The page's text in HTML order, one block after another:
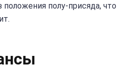
положения полу-присяда, что